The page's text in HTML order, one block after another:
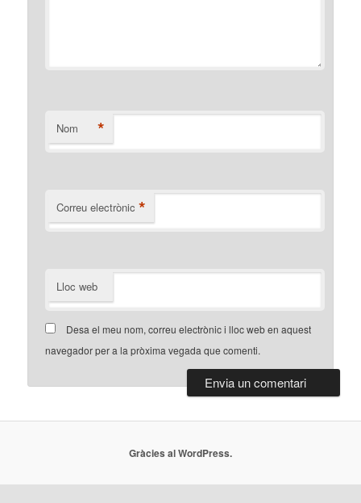
Nom *
Correu electrònic *
Lloc web
Desa el meu nom, correu electrònic i lloc web en aquest
navegador per a la pròxima vegada que comenti.
Gràcies al WordPress.